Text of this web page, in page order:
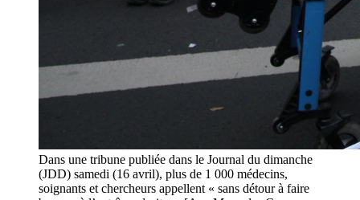
Dans une tribune publiée dans le Journal du dimanche
(JDD) samedi (16 avril), plus de 1 000 médecins,
soignants et chercheurs appellent « sans détour à faire